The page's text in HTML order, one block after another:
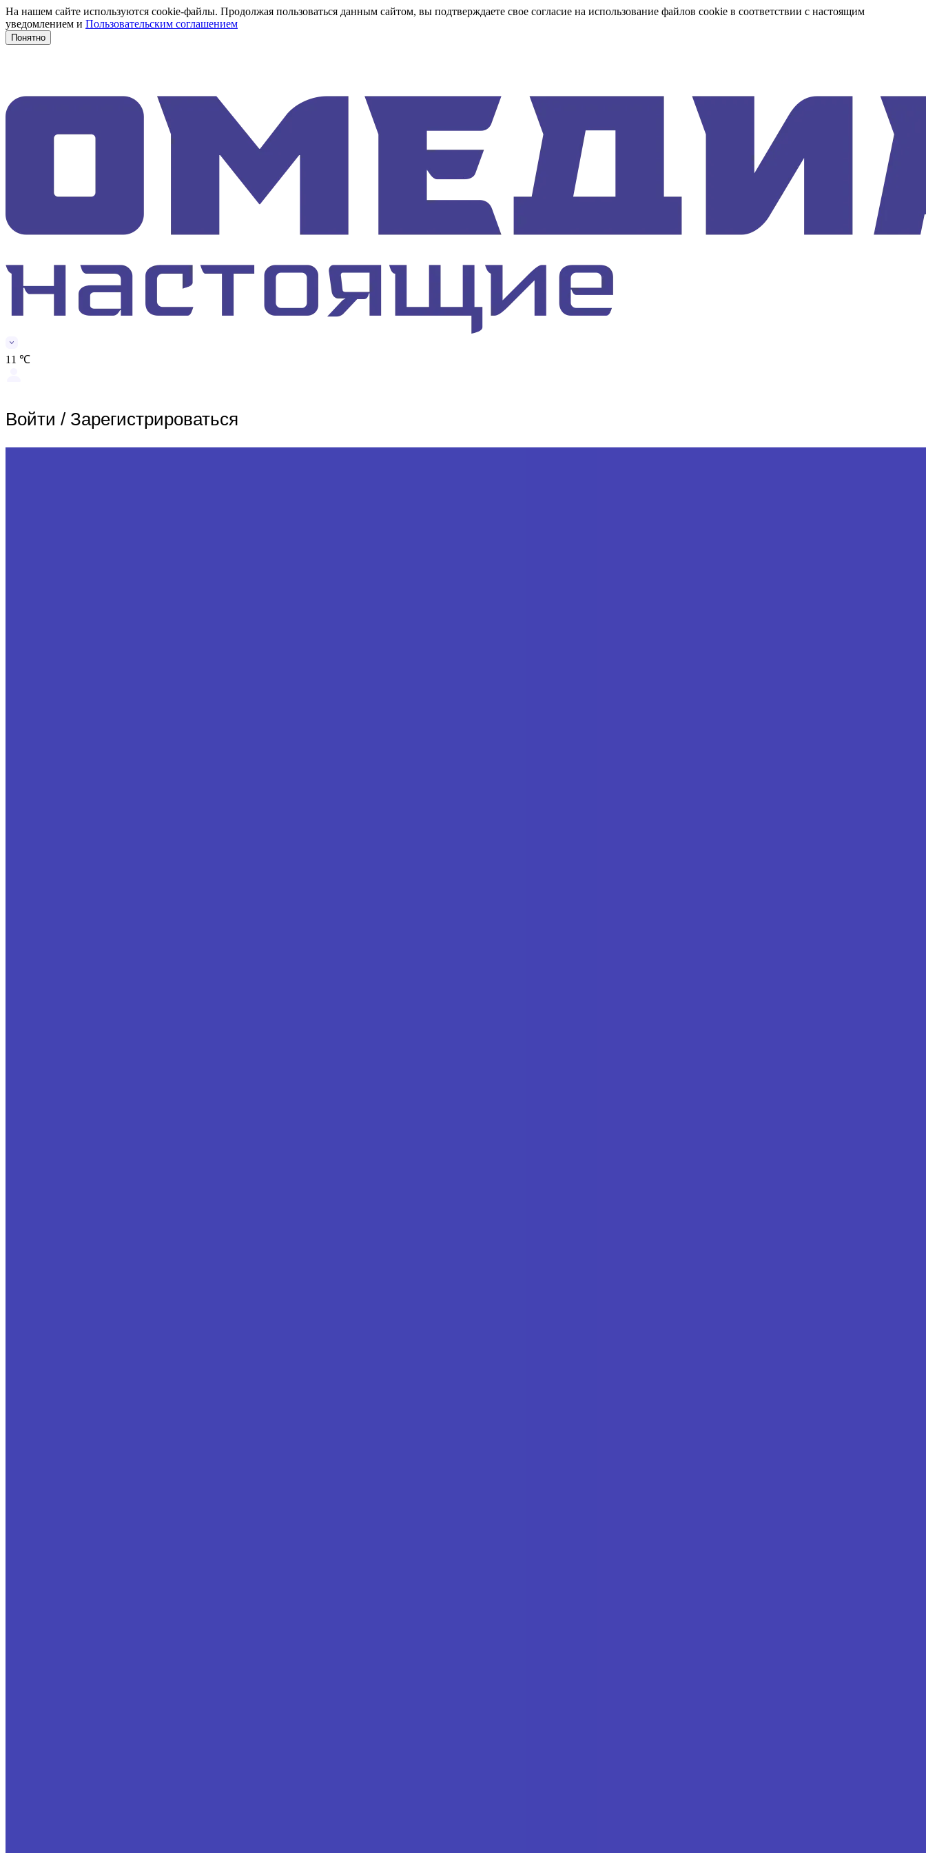
На нашем сайте используются cookie-файлы. Продолжая пользоваться данным сайтом, вы подтверждаете свое согласие на использование файлов cookie в соответствии с настоящим
уведомлением и Пользовательским соглашением
Понятно
11 ℃
Войти / Зарегистрироваться